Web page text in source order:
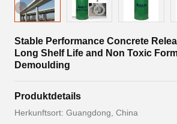
Stable Performance Concrete
Long Shelf Life and Non Toxic
Demoulding
Produktdetails
Herkunftsort: Guangdong, China